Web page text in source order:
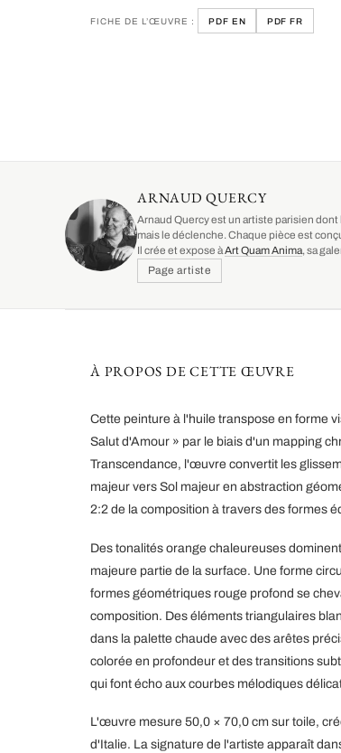
FICHE DE L’ŒUVRE : PDF EN PDF FR
ARNAUD QUERCY
Arnaud Quercy est un artiste parisien
mais le déclenche. Chaque pièce est
Il crée et expose àArt Quam Anima, sa
Page artiste
À PROPOS DE CETTE ŒUVRE
Cette peinture à l'huile transpose en forme
Salut d'Amour » par le biais d'un mapping
Transcendance, l'œuvre convertit les
majeur vers Sol majeur en abstraction
2:2 de la composition à travers des formes
Des tonalités orange chaleureuses
majeure partie de la surface. Une forme
formes géométriques rouge profond se
composition. Des éléments triangulaires
dans la palette chaude avec des arêtes
colorée en profondeur et des transitions
qui font écho aux courbes mélodiques
L'œuvre mesure 50,0 × 70,0 cm sur toile,
d'Italie. La signature de l'artiste apparaît